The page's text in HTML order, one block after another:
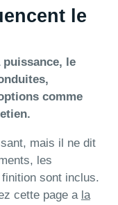
le
puissance, le
comme
mais il ne dit
les
sont inclus.
cette page a la